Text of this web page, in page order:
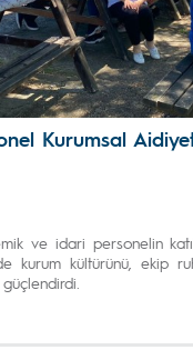
Kurumsal
ve idari personelin
kurum kültürünü, ekip